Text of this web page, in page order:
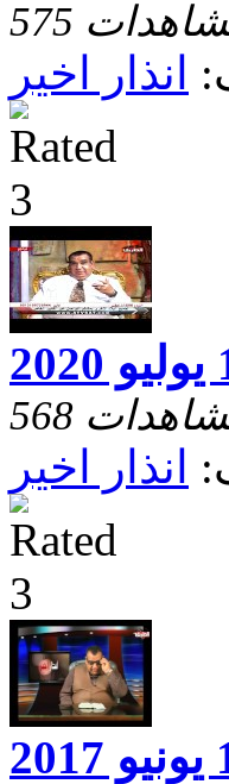
مشاهدات
انذار اخير
مشاهدات
انذار اخير